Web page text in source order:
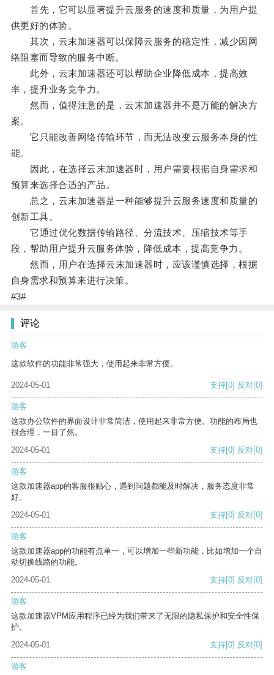
首先，它可以显著提升云服务的速度和质量，为用户提
供更好的体验。
其次，云末加速器可以保障云服务的稳定性，减少因网
络阻塞而导致的服务中断。
此外，云末加速器还可以帮助企业降低成本，提高效
率，提升业务竞争力。
然而，值得注意的是，云末加速器并不是万能的解决方
案。
它只能改善网络传输环节，而无法改变云服务本身的性
能。
因此，在选择云末加速器时，用户需要根据自身需求和
预算来选择合适的产品。
总之，云末加速器是一种能够提升云服务速度和质量的
创新工具。
它通过优化数据传输路径、分流技术、压缩技术等手
段，帮助用户提升云服务体验，降低成本，提高竞争力。
然而，用户在选择云末加速器时，应该谨慎选择，根据
自身需求和预算来进行决策。
#3#
评论
游客
这款软件的功能非常强大，使用起来非常方便。
2024-05-01 支持[0] 反对[0]
游客
这款办公软件的界面设计非常简洁，使用起来非常方便。功能的布局也
很合理，一目了然。
2024-05-01
支持[0] 反对[0]
游客
这款加速器app的客服很贴心，遇到问题都能及时解决，服务态度非常
好。
2024-05-01
支持[0] 反对[0]
游客
这款加速器app的功能有点单一，可以增加一些新功能，比如增加一个自
动切换线路的功能。
2024-05-01
支持[0] 反对[0]
游客
这款加速器VPM应用程序已经为我们带来了无限的隐私保护和安全性保
护。
2024-05-01
支持[0] 反对[0]
游客